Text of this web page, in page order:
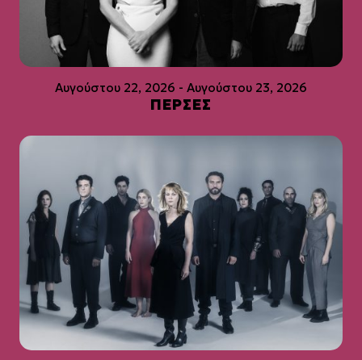
Αυγούστου 22, 2026 - Αυγούστου 23, 2026
ΠΕΡΣΕΣ